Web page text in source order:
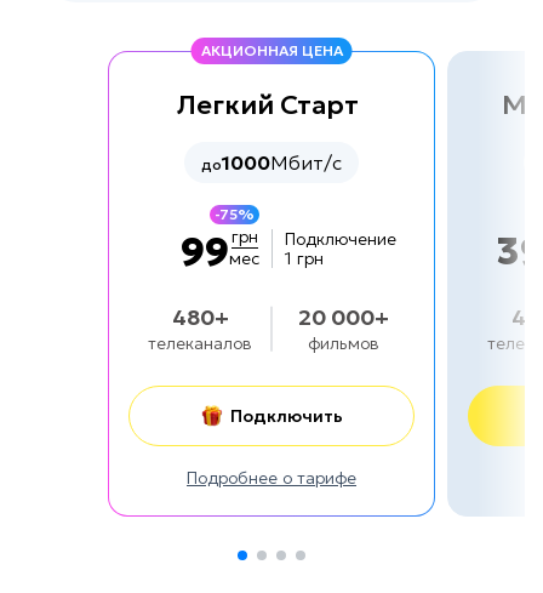
АКЦИОННАЯ ЦЕНА
Легкий Старт
до1000Мбит/с
-75%
99грн
мес
Подключение
1 грн
480+
телеканалов
20 000+
фильмов
Подключить
Подробнее о тарифе